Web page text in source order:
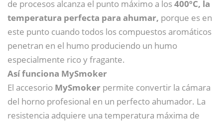
de procesos alcanza el punto máximo a los400ºC, la
temperatura perfecta para ahumar, porque es en
este punto cuando todos los compuestos aromáticos
penetran en el humo produciendo un humo
especialmente rico y fragante.
Así funciona MySmoker
El accesorio MySmoker permite convertir la cámara
del horno profesional en un perfecto ahumador. La
resistencia adquiere una temperatura máxima de